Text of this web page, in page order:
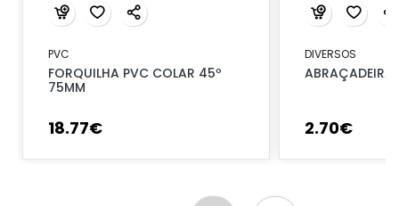
PVC
FORQUILHA PVC COLAR 45º
75MM
18.77€
DIVERSOS
ABRAÇADEIRA
2.70€